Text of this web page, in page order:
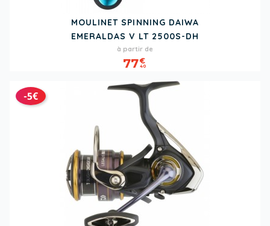
MOULINET SPINNING DAIWA
EMERALDAS V LT 2500S-DH
Prix
de
base
Prix
à partir de
77€
40
-5€